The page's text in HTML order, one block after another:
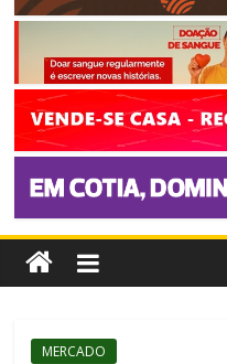
MERCADO